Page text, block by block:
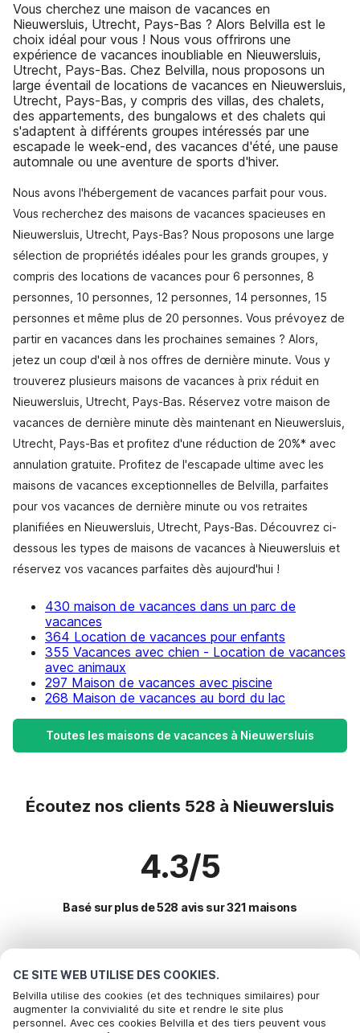
CE SITE WEB UTILISE DES COOKIES.
Belvilla utilise des cookies (et des techniques similaires) pour
augmenter la convivialité du site et rendre le site plus
personnel. Avec ces cookies Belvilla et des tiers peuvent vous
Vous cherchez une maison de vacances en
Nieuwersluis, Utrecht, Pays-Bas ? Alors Belvilla est le
choix idéal pour vous ! Nous vous offrirons une
expérience de vacances inoubliable en Nieuwersluis,
Utrecht, Pays-Bas. Chez Belvilla, nous proposons un
large éventail de locations de vacances en Nieuwersluis,
Utrecht, Pays-Bas, y compris des villas, des chalets,
des appartements, des bungalows et des chalets qui
s'adaptent à différents groupes intéressés par une
escapade le week-end, des vacances d'été, une pause
automnale ou une aventure de sports d'hiver.
Nous avons l'hébergement de vacances parfait pour vous.
Vous recherchez des maisons de vacances spacieuses en
Nieuwersluis, Utrecht, Pays-Bas? Nous proposons une large
sélection de propriétés idéales pour les grands groupes, y
compris des locations de vacances pour 6 personnes, 8
personnes, 10 personnes, 12 personnes, 14 personnes, 15
personnes et même plus de 20 personnes. Vous prévoyez de
partir en vacances dans les prochaines semaines ? Alors,
jetez un coup d'œil à nos offres de dernière minute. Vous y
trouverez plusieurs maisons de vacances à prix réduit en
Nieuwersluis, Utrecht, Pays-Bas. Réservez votre maison de
vacances de dernière minute dès maintenant en Nieuwersluis,
Utrecht, Pays-Bas et profitez d'une réduction de 20%* avec
annulation gratuite. Profitez de l'escapade ultime avec les
maisons de vacances exceptionnelles de Belvilla, parfaites
pour vos vacances de dernière minute ou vos retraites
planifiées en Nieuwersluis, Utrecht, Pays-Bas. Découvrez ci-
dessous les types de maisons de vacances à Nieuwersluis et
réservez vos vacances parfaites dès aujourd'hui !
430 maison de vacances dans un parc de
vacances
364 Location de vacances pour enfants
355 Vacances avec chien - Location de vacances
avec animaux
297 Maison de vacances avec piscine
268 Maison de vacances au bord du lac
Toutes les maisons de vacances à Nieuwersluis
Écoutez nos clients 528 à Nieuwersluis
4.3/5
Basé sur plus de 528 avis sur 321 maisons
Destinations les plus populaires pour les
vacances
Villes offrant les meilleures commodités pour les vacances